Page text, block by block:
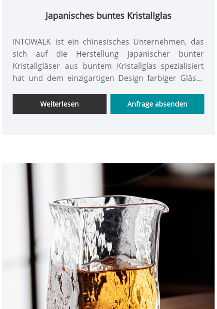
Japanisches buntes Kristallglas
INTOWALK ist ein chinesisches Unternehmen, das
sich auf die Herstellung japanischer bunter
Kristallgläser aus buntem Kristallglas spezialisiert
hat und dem einzigartigen Design farbiger Gläser
unsere Marke seriös und sehr vertrauenswürdig.
Wir freuen uns auf die Zusammenarbeit mit Ihnen.
Weiterlesen Anfrage absenden